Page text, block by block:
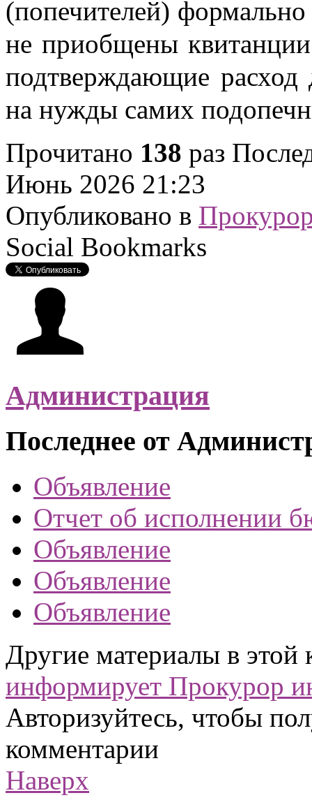
(попечителей)
не приобщены
подтверждающие расход
на нужды самих
Прочитано 138 раз
Июнь 2026 21:23
Опубликовано в
Social Bookmarks
Администрация
Последнее от
Объявление
Отчет об исполнении
Объявление
Объявление
Объявление
Другие материалы в этой
информирует Прокурор
Авторизуйтесь, чтобы
комментарии
Наверх